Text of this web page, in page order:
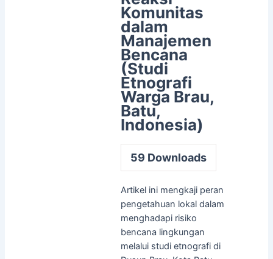
Komunitas
dalam
Manajemen
Bencana
(Studi
Etnografi
Warga Brau,
Batu,
Indonesia)
59 Downloads
Artikel ini mengkaji peran
pengetahuan lokal dalam
menghadapi risiko
bencana lingkungan
melalui studi etnografi di